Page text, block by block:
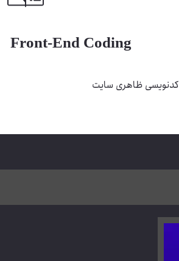
Front-End Coding
کدنویسی ظاهری سایت